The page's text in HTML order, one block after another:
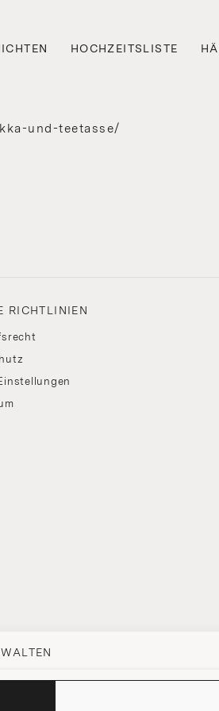
HOCHZEITSLISTE
und-teetasse/
RICHTLINIEN